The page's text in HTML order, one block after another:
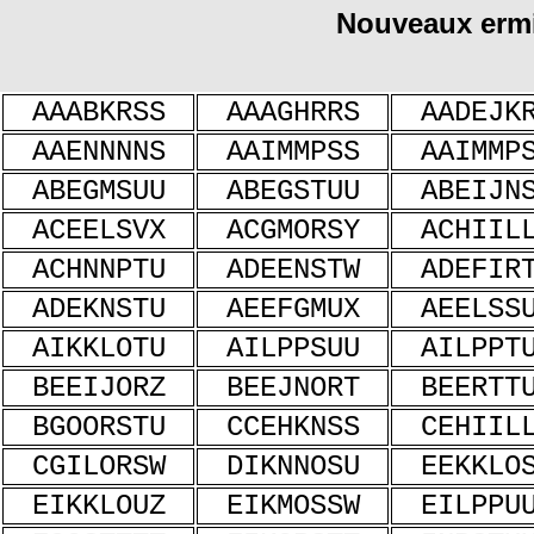
Nouveaux
AAABKRSS AAAGHRRS
AAENNNNS
AAIMMPSS
ABEGMSUU
ABEGSTUU
ACEELSVX
ACGMORSY
ACHNNPTU
ADEENSTW
ADEKNSTU
AEEFGMUX
AIKKLOTU
AILPPSUU
BEEIJORZ
BEEJNORT
BGOORSTU
CCEHKNSS
CGILORSW
DIKNNOSU
EIKKLOUZ
EIKMOSSW